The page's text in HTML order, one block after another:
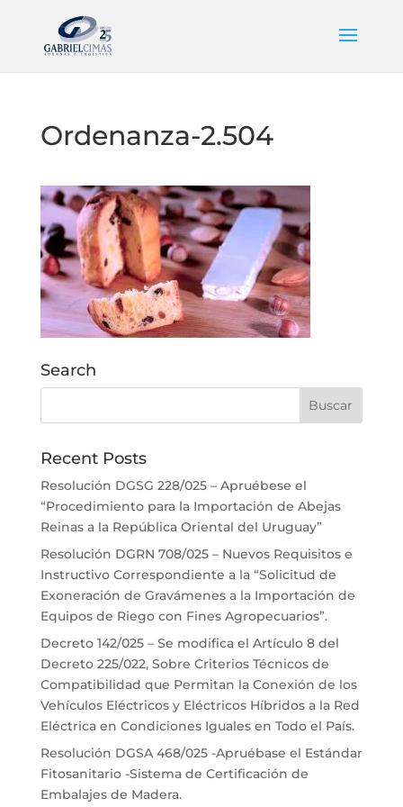
Ordenanza-2.504
Search
Recent Posts
Resolución DGSG 228/025 – Apruébese el
“Procedimiento para la Importación de Abejas
Reinas a la República Oriental del Uruguay”
Resolución DGRN 708/025 – Nuevos Requisitos e
Instructivo Correspondiente a la “Solicitud de
Exoneración de Gravámenes a la Importación de
Equipos de Riego con Fines Agropecuarios”.
Decreto 142/025 – Se modifica el Artículo 8 del
Decreto 225/022, Sobre Criterios Técnicos de
Compatibilidad que Permitan la Conexión de los
Vehículos Eléctricos y Eléctricos Híbridos a la Red
Eléctrica en Condiciones Iguales en Todo el País.
Resolución DGSA 468/025 -Apruébase el Estándar
Fitosanitario -Sistema de Certificación de
Embalajes de Madera.